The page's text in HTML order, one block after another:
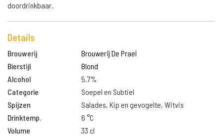
doordrinkbaar.
Details
Brouwerij
Brouwerij De Prael
Bierstijl
Blond
Alcohol
5.7%
Categorie
Soepel en Subtiel
Spijzen
Salades, Kip en gevogelte, Witvis
Drinktemp.
6 °C
Volume
33 cl